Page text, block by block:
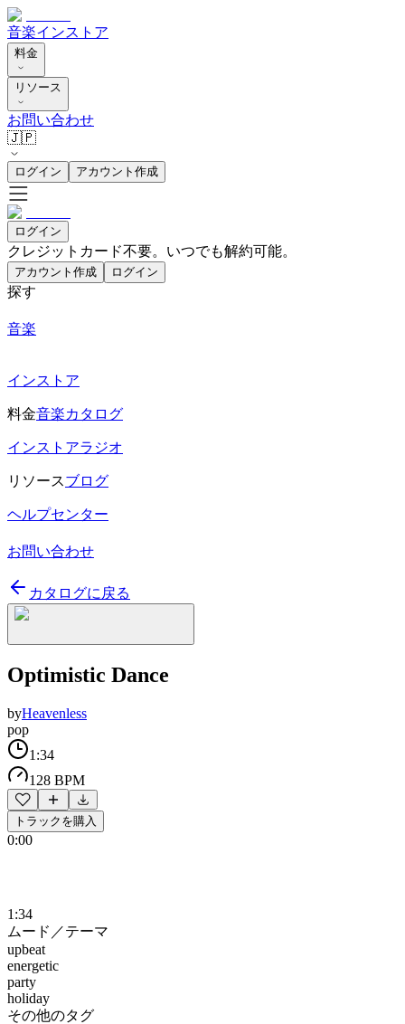
音楽インストア
料金
リソース
お問い合わせ
🇯🇵
ログイン アカウント作成
ログイン
クレジットカード不要。いつでも解約可能。
アカウント作成 ログイン
探す
音楽
インストア
料金音楽カタログ
インストアラジオ
リソースブログ
ヘルプセンター
お問い合わせ
カタログに戻る
Optimistic Dance
byHeavenless
pop
1:34
128 BPM
トラックを購入
0:00
1:34
ムード／テーマ
upbeat
energetic
party
holiday
その他のタグ